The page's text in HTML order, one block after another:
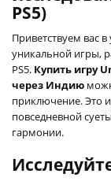
PS5)
Приветствуем вас
уникальной игры,
PS5. Купить игру
через Индию
приключение. Это
повседневной
гармонии.